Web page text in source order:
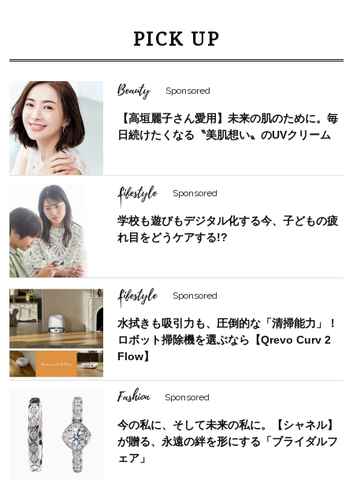
PICK UP
Beauty Sponsored
【高垣麗子さん愛用】未来の肌のために。毎
日続けたくなる〝美肌想い〟のUVクリーム
Lifestyle Sponsored
学校も遊びもデジタル化する今、子どもの疲
れ目をどうケアする!?
Lifestyle Sponsored
水拭きも吸引力も、圧倒的な「清掃能力」！
ロボット掃除機を選ぶなら【Qrevo Curv 2
Flow】
Fashion Sponsored
今の私に、そして未来の私に。【シャネル】
が贈る、永遠の絆を形にする「ブライダルフ
ェア」